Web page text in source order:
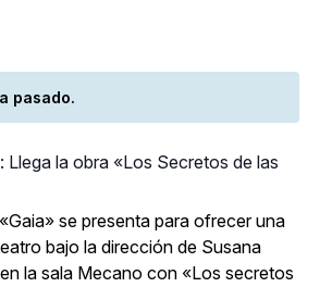
pasado.
Llega la obra «Los Secretos de las
se presenta para ofrecer una
bajo la dirección de Susana
la sala Mecano con «Los secretos